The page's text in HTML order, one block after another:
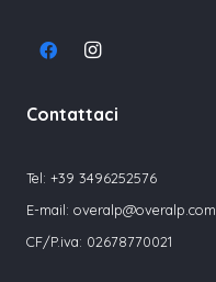
Contattaci
Tel: +39 3496252576
E-mail: overalp@overalp.com
CF/P.iva: 02678770021